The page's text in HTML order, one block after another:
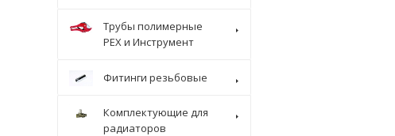
Трубы полимерные
PEX и Инструмент
Фитинги резьбовые
Комплектующие для
радиаторов